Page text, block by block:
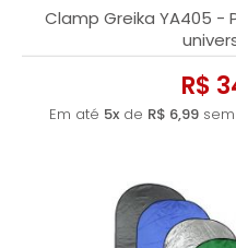
Clamp Greika YA405
R$
Em até 5x de R$ 6,99